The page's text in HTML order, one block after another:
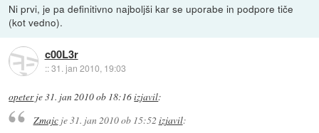
Ni prvi, je pa definitivno najboljši kar se uporabe in podpore tiče
(kot vedno).
c00L3r
::31. jan 2010, 19:03
opeterje31. jan 2010 ob 18:16izjavil:
Zmajcje31. jan 2010 ob 15:52 izjavil: